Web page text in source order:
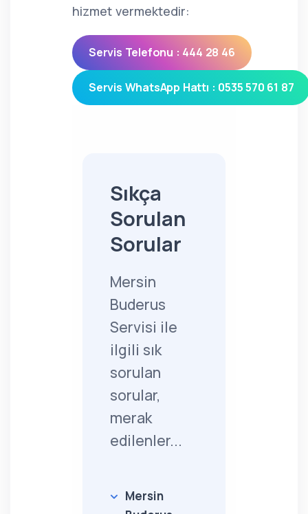
hizmet vermektedir:
Servis Telefonu : 444 28 46
Servis WhatsApp Hattı : 0535 570 61 87
Sıkça
Sorulan
Sorular
Mersin
Buderus
Servisi ile
ilgili sık
sorulan
sorular,
merak
edilenler...
Mersin